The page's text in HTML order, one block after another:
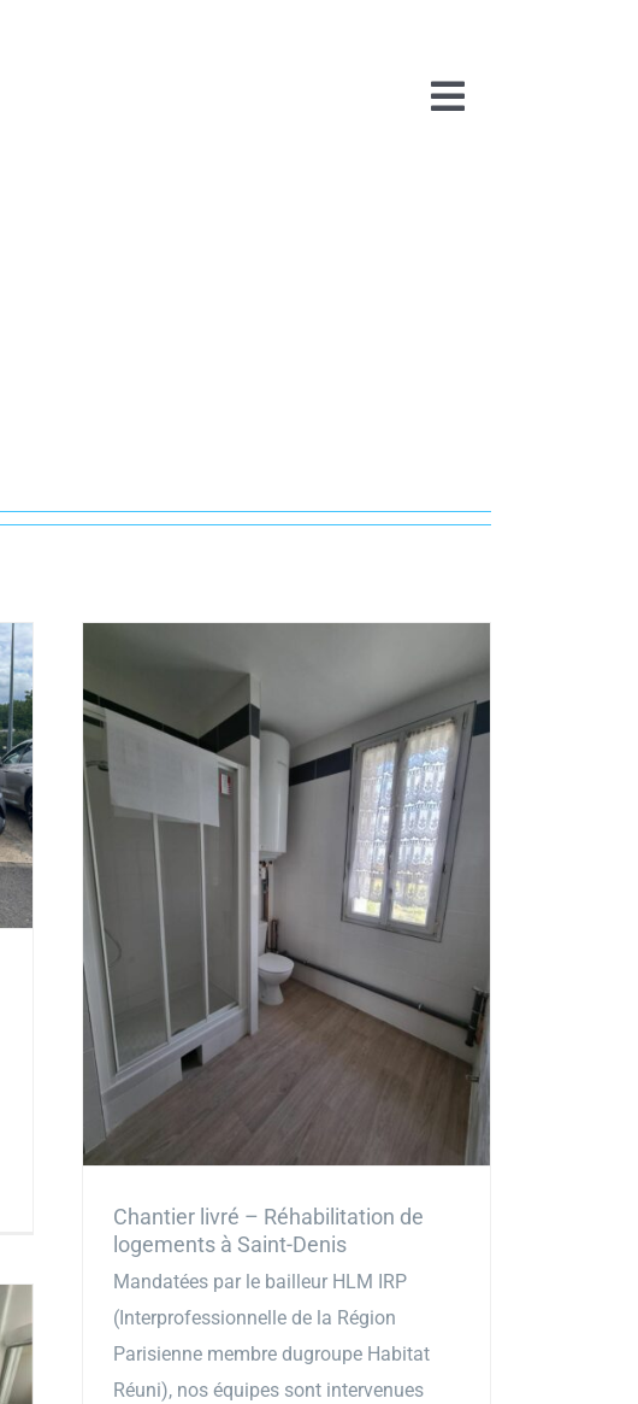
Toggle
Chantier livré – Réhabilitation de
logements à Saint-Denis
Mandatées par le bailleur HLM IRP
(Interprofessionnelle de la Région
Parisienne membre dugroupe Habitat
Réuni), nos équipes sont intervenues